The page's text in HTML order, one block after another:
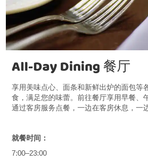
All-Day Dining 餐厅
享用美味点心、面条和新鲜出炉的面包等
食，满足您的味蕾。前往餐厅享用早餐
通过客房服务点餐，一边在客房休息，一
就餐时间：
7:00–23:00